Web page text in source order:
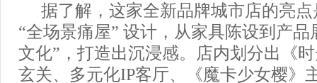
据了解，这家全新品牌城市店的亮
“全场景痛屋” 设计，从家具陈设到产品
文化”，打造出沉浸感。店内划分出《
玄关、多元化IP客厅、《魔卡少女樱》